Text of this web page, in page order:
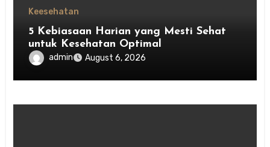
Keesehatan
5 Kebiasaan Harian yang Mesti Sehat
untuk Kesehatan Optimal
admin August 6, 2026